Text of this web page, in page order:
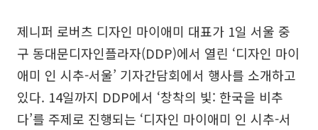
제니퍼 로버츠 디자인 마이애미 대표가 1일 서울 중
구 동대문디자인플라자(DDP)에서 열린 ‘디자인 마이
애미 인 시추-서울’ 기자간담회에서 행사를 소개하고
있다. 14일까지 DDP에서 ‘창착의 빛: 한국을 비추
다’를 주제로 진행되는 ‘디자인 마이애미 인 시추-서